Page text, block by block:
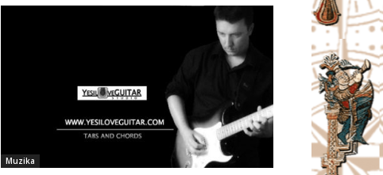
Muzika